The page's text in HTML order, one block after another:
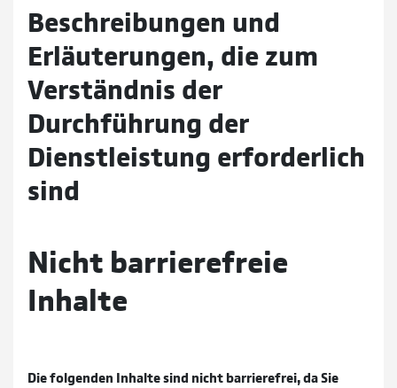
Beschreibungen und
Erläuterungen, die zum
Verständnis der
Durchführung der
Dienstleistung erforderlich
sind
Nicht barrierefreie
Inhalte
Die folgenden Inhalte sind nicht barrierefrei, da Sie